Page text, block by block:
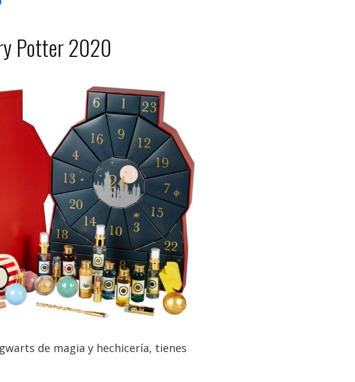
Potter 2020
de magia y hechicería, tienes